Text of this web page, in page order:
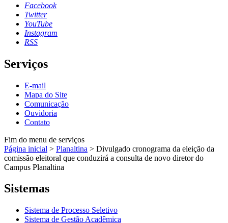
Facebook
Twitter
YouTube
Instagram
RSS
Serviços
E-mail
Mapa do Site
Comunicação
Ouvidoria
Contato
Fim do menu de serviços
Página inicial > Planaltina > Divulgado cronograma da eleição da
comissão eleitoral que conduzirá a consulta de novo diretor do
Campus Planaltina
Sistemas
Sistema de Processo Seletivo
Sistema de Gestão Acadêmica